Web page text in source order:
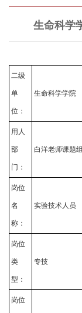
生命科学
二级
单
位：
生命科学学院
用人
部
门：
白洋老师课题组
岗位
名
称：
实验技术人员
岗位
类
型：
专技
岗位